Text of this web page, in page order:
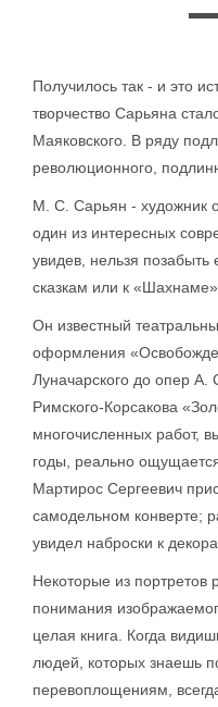
Получилось так - и это
творчество Сарьяна
Маяковского. В ряду
революционного,
М. С. Сарьян - художник
один из интересных
увидев, нельзя
сказкам или к
Он известный
оформления
Луначарского до опер А.
Римского-Корсакова
многочисленных работ,
годы, реально ощущается
Мартирос Сергеевич
самодельном конверте;
увидел наброски к
Некоторые из
понимания
целая книга. Когда
людей, которых знаешь
перевоплощениям,